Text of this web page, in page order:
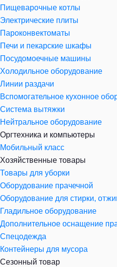
Пищеварочные котлы
Электрические плиты
Пароконвектоматы
Печи и пекарские шкафы
Посудомоечные машины
Холодильное оборудование
Линии раздачи
Вспомогательное кухонное
Система вытяжки
Нейтральное оборудование
Оргтехника и компьютеры
Мобильный класс
Хозяйственные товары
Товары для уборки
Оборудование прачечной
Оборудование для стирки,
Гладильное оборудование
Дополнительное оснащение
Спецодежда
Контейнеры для мусора
Сезонный товар